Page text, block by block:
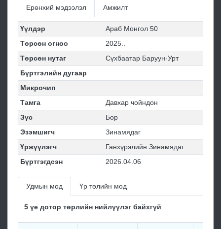
Ерөнхий мэдээлэл Амжилт
Үүлдэр
Араб Монгол 50
Төрсөн огноо
2025..
Төрсөн нутаг
Сүхбаатар Баруун-Урт
Бүртгэлийн дугаар
Микрочип
Тамга
Давхар чойндон
Зүс
Бор
Эзэмшигч
Зинамядаг
Үржүүлэгч
Ганхүрэлийн Зинамядаг
Бүртгэгдсэн
2026.04.06
Удмын мод Үр төлийн мод
5 үе дотор төрлийн нийлүүлэг байхгүй